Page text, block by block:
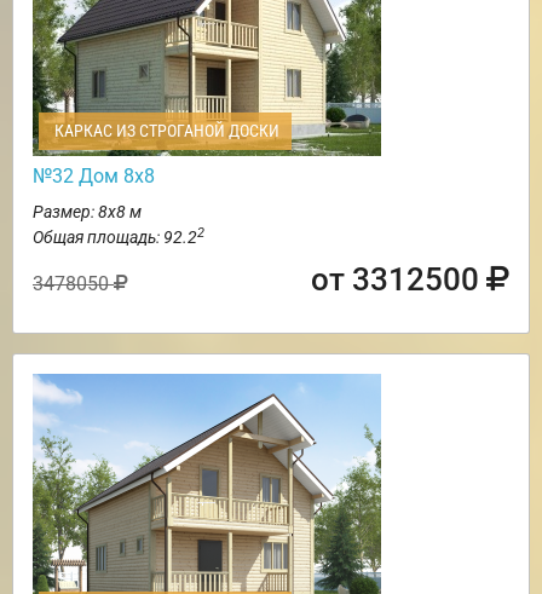
КАРКАС ИЗ СТРОГАНОЙ ДОСКИ
№32 Дом 8х8
Размер: 8х8 м
Общая площадь: 92.22
3478050 от 3312500